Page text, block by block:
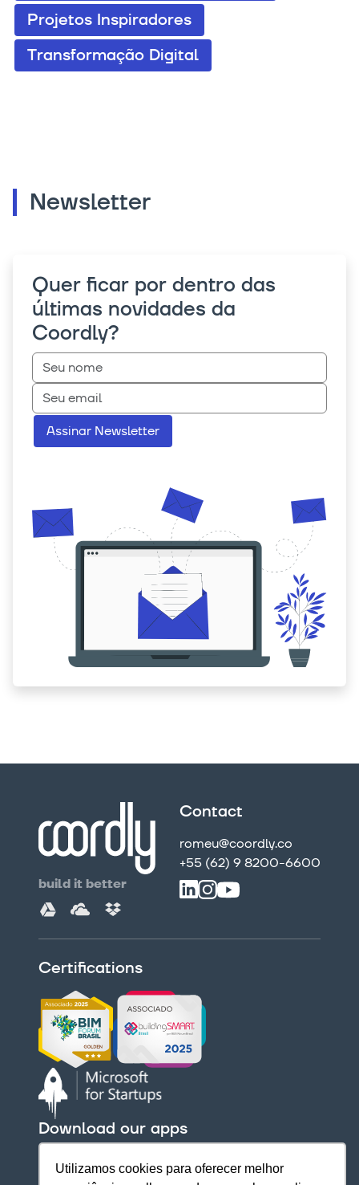
Utilizamos cookies para oferecer melhor
Projetos Inspiradores
Transformação Digital
Newsletter
Quer ficar por dentro das
últimas novidades da
Coordly?
Assinar Newsletter
build it better
Contact
romeu@coordly.co
+55 (62) 9 8200-6600
Certifications
Download our apps